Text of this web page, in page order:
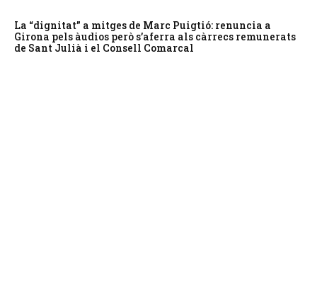
La “dignitat” a mitges de Marc Puigtió: renuncia a
Girona pels àudios però s’aferra als càrrecs remunerats
de Sant Julià i el Consell Comarcal